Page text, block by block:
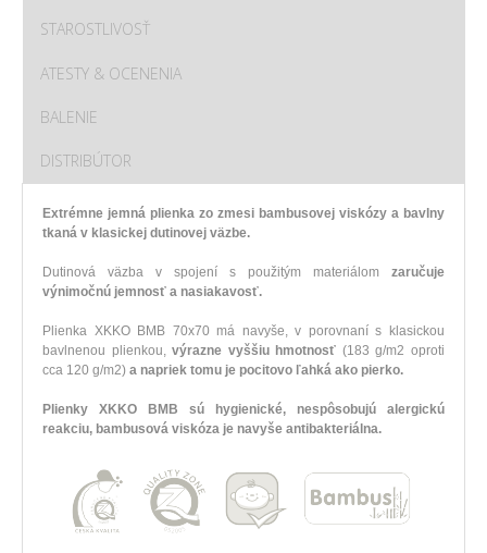
STAROSTLIVOSŤ
ATESTY & OCENENIA
BALENIE
DISTRIBÚTOR
Extrémne jemná plienka zo zmesi bambusovej viskózy a bavlny
tkaná v klasickej dutinovej väzbe.
Dutinová väzba v spojení s použitým materiálom zaručuje
výnimočnú jemnosť a nasiakavosť.
Plienka XKKO BMB 70x70 má navyše, v porovnaní s klasickou
bavlnenou plienkou,výrazne vyššiu hmotnosť (183 g/m2 oproti
cca 120 g/m2) a napriek tomu je pocitovo ľahká ako pierko.
Plienky XKKO BMB sú hygienické, nespôsobujú alergickú
reakciu, bambusová viskóza je navyše antibakteriálna.